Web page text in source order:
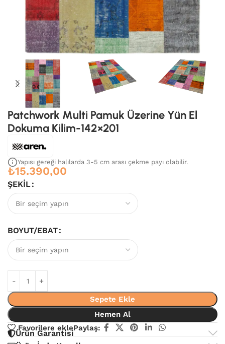
Patchwork Multi Pamuk Üzerine Yün El
Dokuma Kilim-142×201
Yapısı gereği halılarda 3-5 cm arası çekme payı olabilir.
₺15.390,00
ŞEKIL
BOYUT/EBAT
Sepete Ekle
Hemen Al
Favorilere eklePaylaş:
Ürün Garantisi